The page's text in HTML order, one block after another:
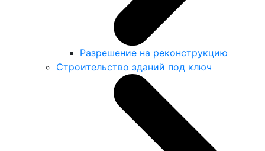
Разрешение на реконструкцию
Строительство зданий под ключ